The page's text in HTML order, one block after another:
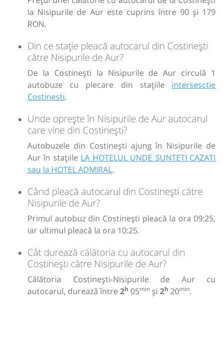
Mercado Sud SRL 07/2026
la Nisipurile de Aur este cuprins între 90 și 179
RON.
Din ce stație pleacă autocarul din Costinești
către Nisipurile de Aur?
De la Costinești la Nisipurile de Aur circulă 1
autobuze cu plecare din stațiile intersesctie
Costinesti.
Unde oprește în Nisipurile de Aur autocarul
care vine din Costinești?
Autobuzele din Costinești ajung în Nisipurile de
Aur în stațiile LA HOTELUL UNDE SUNTETI CAZATI
sau la HOTEL ADMIRAL.
Când pleacă autocarul din Costinești către
Nisipurile de Aur?
Primul autobuz din Costinești pleacă la ora 09:25,
iar ultimul pleacă la ora 10:25.
Cât durează călătoria cu autocarul din
Costinești către Nisipurile de Aur?
Călătoria Costinești-Nisipurile de Aur cu
autocarul, durează între 2h 05min și 2h 20min.